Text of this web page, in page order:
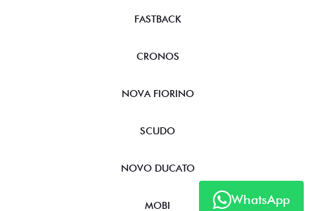
WhatsApp
FASTBACK
CRONOS
NOVA FIORINO
SCUDO
NOVO DUCATO
MOBI